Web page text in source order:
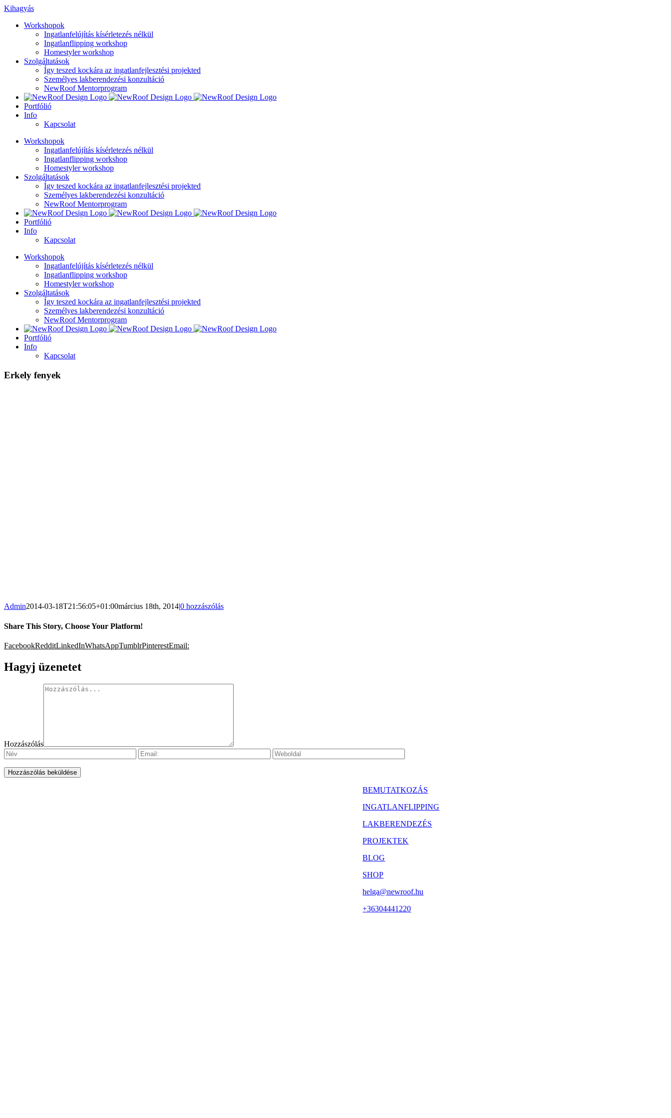
Kihagyás
Workshopok
Ingatlanfelújítás kísérletezés nélkül
Ingatlanflipping workshop
Homestyler workshop
Szolgáltatások
Így teszed kockára az ingatlanfejlesztési projekted
Személyes lakberendezési konzultáció
NewRoof Mentorprogram
Portfólió
Info
Kapcsolat
Workshopok
Ingatlanfelújítás kísérletezés nélkül
Ingatlanflipping workshop
Homestyler workshop
Szolgáltatások
Így teszed kockára az ingatlanfejlesztési projekted
Személyes lakberendezési konzultáció
NewRoof Mentorprogram
Portfólió
Info
Kapcsolat
Workshopok
Ingatlanfelújítás kísérletezés nélkül
Ingatlanflipping workshop
Homestyler workshop
Szolgáltatások
Így teszed kockára az ingatlanfejlesztési projekted
Személyes lakberendezési konzultáció
NewRoof Mentorprogram
Portfólió
Info
Kapcsolat
Erkely fenyek
Admin2014-03-18T21:56:05+01:00március 18th, 2014|0 hozzászólás
Share This Story, Choose Your Platform!
FacebookRedditLinkedInWhatsAppTumblrPinterestEmail:
Hagyj üzenetet
Hozzászólás
BEMUTATKOZÁS
INGATLANFLIPPING
LAKBERENDEZÉS
PROJEKTEK
BLOG
SHOP
helga@newroof.hu
+36304441220